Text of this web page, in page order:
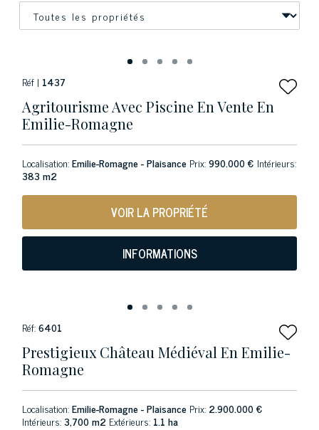
Réf | 1437
Agritourisme Avec Piscine En Vente En
Emilie-Romagne
Localisation:Emilie-Romagne - Plaisance Prix:990.000 € Intérieurs:
383 m2
VOIR LA PROPRIÉTÉ
INFORMATIONS
Réf:6401
Prestigieux Château Médiéval En Emilie-
Romagne
Localisation:Emilie-Romagne - Plaisance Prix: 2.900.000 €
Intérieurs:3,700 m2 Extérieurs: 1.1 ha